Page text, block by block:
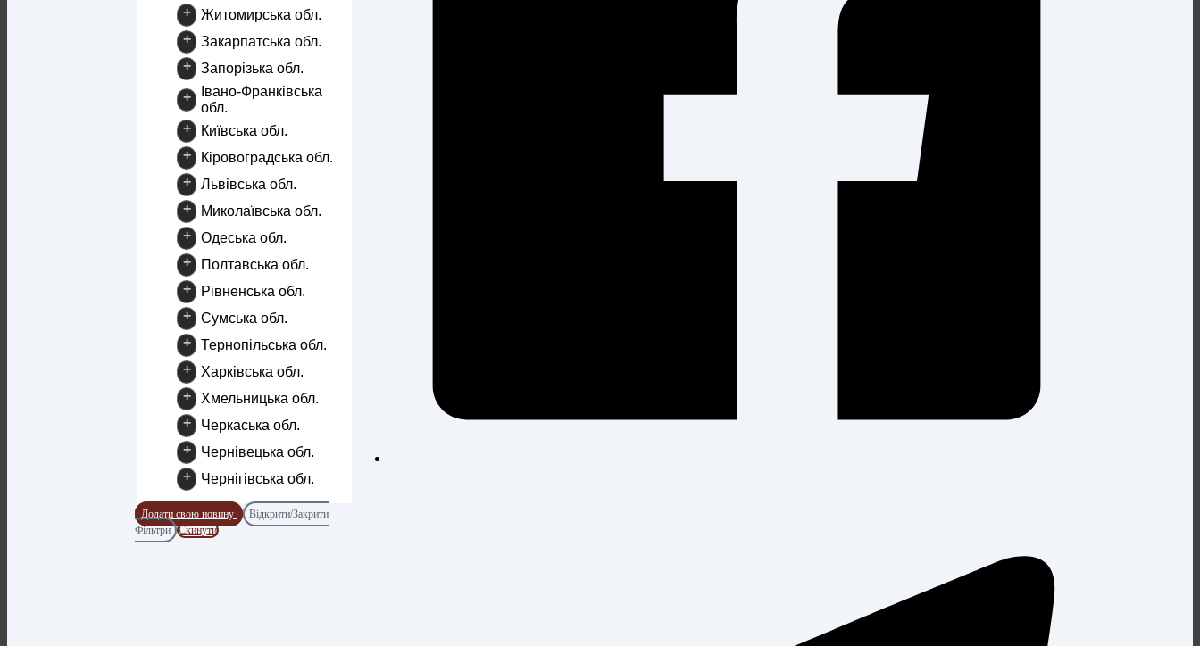
+
Житомирська обл.
+
Закарпатська обл.
+
Запорізька обл.
+
Івано-Франківська
обл.
+
Київська обл.
+
Кіровоградська обл.
+
Львівська обл.
+
Миколаївська обл.
+
Одеська обл.
+
Полтавська обл.
+
Рівненська обл.
+
Сумська обл.
+
Тернопільська обл.
+
Харківська обл.
+
Хмельницька обл.
+
Черкаська обл.
+
Чернівецька обл.
+
Чернігівська обл.
Додати свою новину
Відкрити/Закрити
Фільтри
Скинути